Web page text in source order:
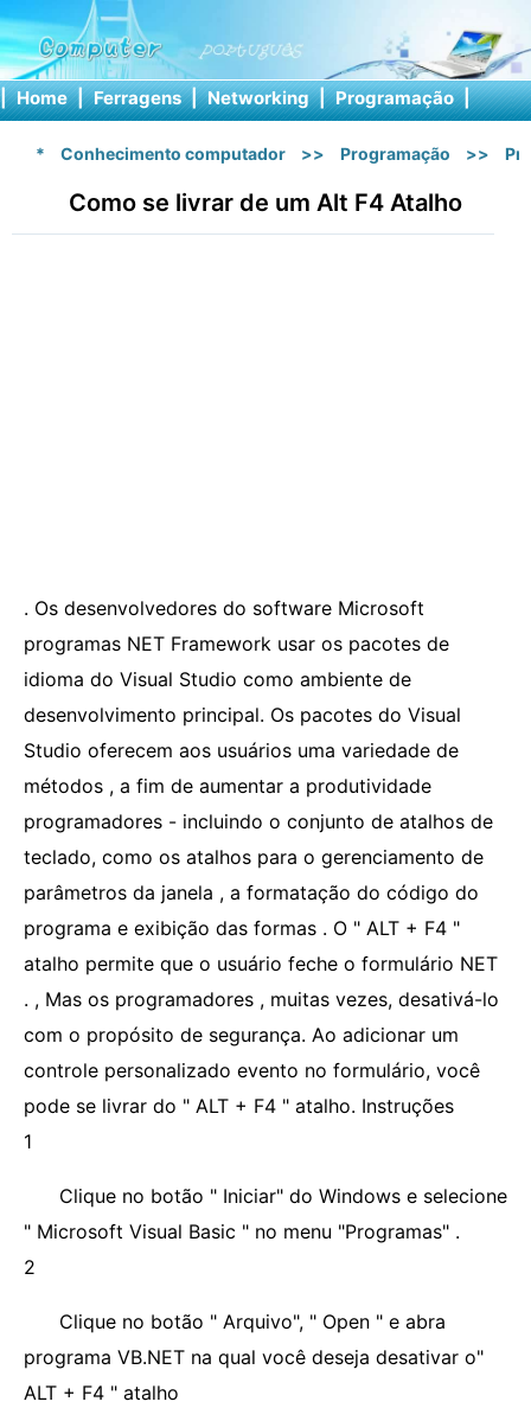
| Home | Ferragens | Networking | Programação |
* Conhecimento computador >> Programação >>
Como se livrar de um Alt F4 Atalho
. Os desenvolvedores do software Microsoft
programas NET Framework usar os pacotes de
idioma do Visual Studio como ambiente de
desenvolvimento principal. Os pacotes do Visual
Studio oferecem aos usuários uma variedade de
métodos , a fim de aumentar a produtividade
programadores - incluindo o conjunto de atalhos de
teclado, como os atalhos para o gerenciamento de
parâmetros da janela , a formatação do código do
programa e exibição das formas . O " ALT + F4 "
atalho permite que o usuário feche o formulário NET
. , Mas os programadores , muitas vezes, desativá-lo
com o propósito de segurança. Ao adicionar um
controle personalizado evento no formulário, você
pode se livrar do " ALT + F4 " atalho. Instruções
1
Clique no botão " Iniciar" do Windows e selecione
" Microsoft Visual Basic " no menu "Programas" .
2
Clique no botão " Arquivo", " Open " e abra
programa VB.NET na qual você deseja desativar o"
ALT + F4 " atalho